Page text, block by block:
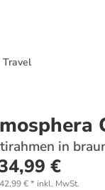
Travel
in
€
42,99 €* inkl. MwSt.